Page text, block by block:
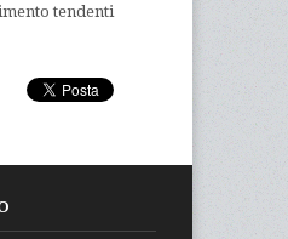
tendenti